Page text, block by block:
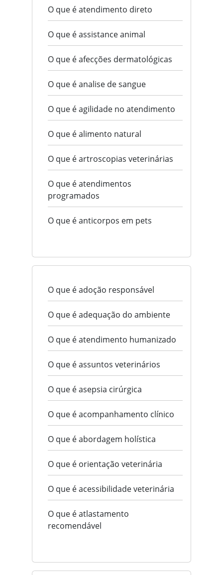
O que é atendimento direto
O que é assistance animal
O que é afecções dermatológicas
O que é analise de sangue
O que é agilidade no atendimento
O que é alimento natural
O que é artroscopias veterinárias
O que é atendimentos
programados
O que é anticorpos em pets
O que é adoção responsável
O que é adequação do ambiente
O que é atendimento humanizado
O que é assuntos veterinários
O que é asepsia cirúrgica
O que é acompanhamento clínico
O que é abordagem holística
O que é orientação veterinária
O que é acessibilidade veterinária
O que é atlastamento
recomendável